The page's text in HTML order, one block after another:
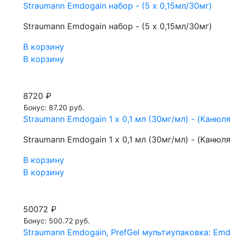
Straumann Emdogain набор - (5 х 0,15мл/30мг)
Straumann Emdogain набор - (5 х 0,15мл/30мг)
В корзину
В корзину
8720 ₽
Бонус: 87.20 руб.
Straumann Emdogain 1 х 0,1 мл (30мг/мл) -
Straumann Emdogain 1 х 0,1 мл (30мг/мл) -
В корзину
В корзину
50072 ₽
Бонус: 500.72 руб.
Straumann Emdogain, PrefGel мультиупаковка: